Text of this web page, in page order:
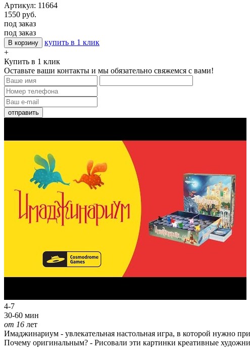
Артикул: 11664
1550 руб.
под заказ
под заказ
В корзину
купить в 1 клик
+
Купить в 1 клик
Оставьте ваши контакты и мы обязательно свяжемся с вами!
отправить
4-7
30-60 мин
от 16 лет
Имаджинариум - увлекательная настольная игра, в которой нужно
Почему оригинальным? - Рисовали эти картинки креативные